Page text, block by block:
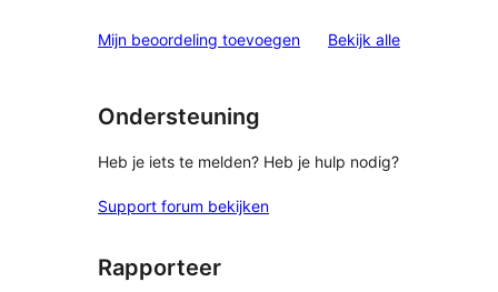
beoordeling
ster
Mijn beoordeling toevoegen Bekijk alle
Ondersteuning
Heb je iets te melden? Heb je hulp nodig?
Support forum bekijken
Rapporteer